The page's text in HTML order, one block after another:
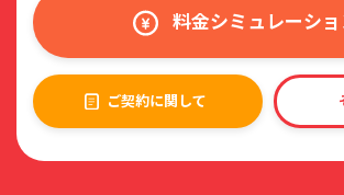
料金シミュレーショ
ご契約に関して